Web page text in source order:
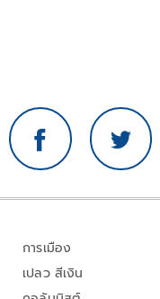
การเมือง
เปลว สีเงิน